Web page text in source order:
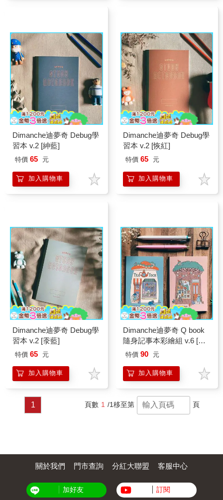
Dimanche迪夢奇 Debug學
習本 v.2 [紳藍]
特價 65 元
加入購物車
Dimanche迪夢奇 Debug學
習本 v.2 [恢紅]
特價 65 元
加入購物車
Dimanche迪夢奇 Debug學
習本 v.2 [沗藍]
特價 65 元
加入購物車
Dimanche迪夢奇 Q book
隨身記事本彩繪組 v.6 [店
面]
特價 90 元
加入購物車
1 頁數 1 /1移至第 頁
關於我們 門市查詢 分紅大聯盟 客服中心
加好友 訂閱